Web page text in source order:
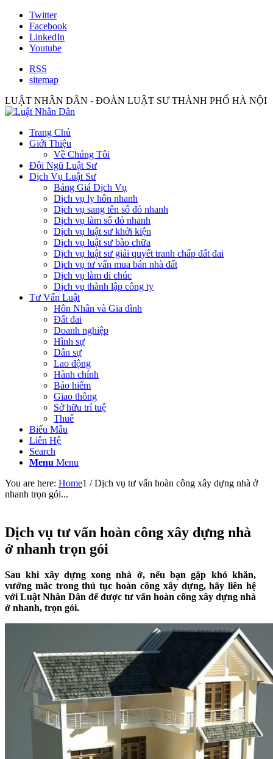
Twitter
Facebook
LinkedIn
Youtube
RSS
sitemap
LUẬT NHÂN DÂN - ĐOÀN LUẬT SƯ THÀNH PHỐ HÀ NỘI
Trang Chủ
Giới Thiệu
Về Chúng Tôi
Đội Ngũ Luật Sư
Dịch Vụ Luật Sư
Bảng Giá Dịch Vụ
Dịch vụ ly hôn nhanh
Dịch vụ sang tên sổ đỏ nhanh
Dịch vụ làm sổ đỏ nhanh
Dịch vụ luật sư khởi kiện
Dịch vụ luật sư bào chữa
Dịch vụ luật sư giải quyết tranh chấp đất đai
Dịch vụ tư vấn mua bán nhà đất
Dịch vụ làm di chúc
Dịch vụ thành lập công ty
Tư Vấn Luật
Hôn Nhân và Gia đình
Đất đai
Doanh nghiệp
Hình sự
Dân sự
Lao động
Hành chính
Bảo hiểm
Giao thông
Sở hữu trí tuệ
Thuế
Biểu Mẫu
Liên Hệ
Search
Menu Menu
You are here: Home1 / Dịch vụ tư vấn hoàn công xây dựng nhà ở
nhanh trọn gói...
Dịch vụ tư vấn hoàn công xây dựng nhà
ở nhanh trọn gói
Sau khi xây dựng xong nhà ở, nếu bạn gặp khó khăn,
vướng mắc trong thủ tục hoàn công xây dựng, hãy liên hệ
với Luật Nhân Dân để được tư vấn hoàn công xây dựng nhà
ở nhanh, trọn gói.